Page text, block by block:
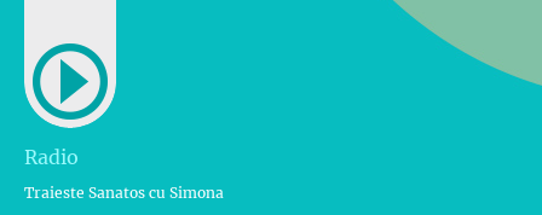
Radio
Traieste Sanatos cu Simona